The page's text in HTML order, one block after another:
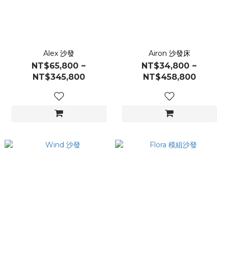
Alex 沙發
NT$65,800 ~
NT$345,800
Airon 沙發床
NT$34,800 ~
NT$458,800